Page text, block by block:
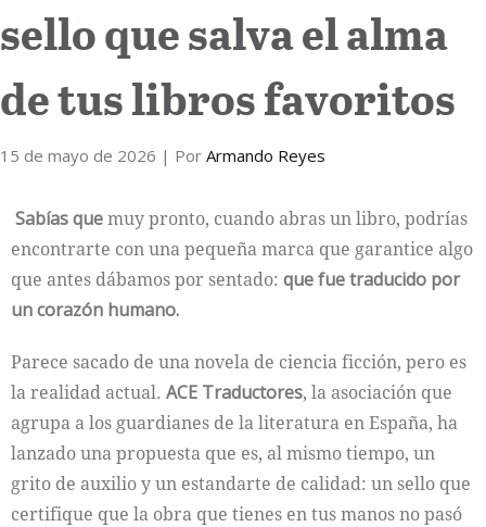
sello que salva el alma
de tus libros favoritos
15 de mayo de 2026 | Por Armando Reyes
Sabías quemuy pronto, cuando abras un libro, podrías
encontrarte con una pequeña marca que garantice algo
que antes dábamos por sentado: que fue traducido por
un corazón humano.
Parece sacado de una novela de ciencia ficción, pero es
la realidad actual. ACE Traductores, la asociación que
agrupa a los guardianes de la literatura en España, ha
lanzado una propuesta que es, al mismo tiempo, un
grito de auxilio y un estandarte de calidad: un sello que
certifique que la obra que tienes en tus manos no pasó